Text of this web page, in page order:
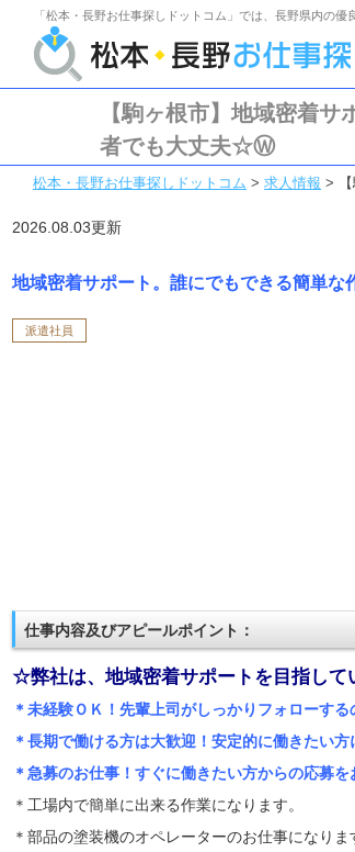
「松本・長野お仕事探しドットコム」では、長野県内の優
【駒ヶ根市】地域密着
者でも大丈夫☆Ⓦ
松本・長野お仕事探しドットコム > 求人情報 >
2026.08.03更新
地域密着サポート。誰にでもできる簡単な
派遣社員
仕事内容及びアピールポイント：
☆弊社は、地域密着サポートを目指して
＊未経験ＯＫ！先輩上司がしっかりフォローする
＊長期で働ける方は大歓迎！安定的に働きたい方
＊急募のお仕事！すぐに働きたい方からの応募を
＊工場内で簡単に出来る作業になります。
＊部品の塗装機のオペレーターのお仕事になりま